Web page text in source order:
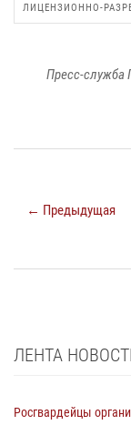
ЛИЦЕНЗИОННО-
Пресс-служба
← Предыдущая
ЛЕНТА
Росгвардейцы